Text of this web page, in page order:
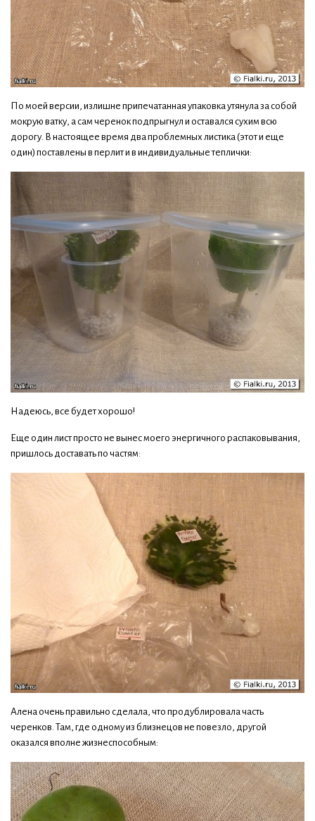
По моей версии, излишне припечатанная упаковка утянула за собой
мокрую ватку, а сам черенок подпрыгнул и оставался сухим всю
дорогу. В настоящее время два проблемных листика (этот и еще
один) поставлены в перлит и в индивидуальные теплички:
Надеюсь, все будет хорошо!
Еще один лист просто не вынес моего энергичного распаковывания,
пришлось доставать по частям:
Алена очень правильно сделала, что продублировала часть
черенков. Там, где одному из близнецов не повезло, другой
оказался вполне жизнеспособным: